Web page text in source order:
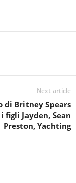
Next article
di Britney Spears
figli Jayden, Sean
Preston, Yachting